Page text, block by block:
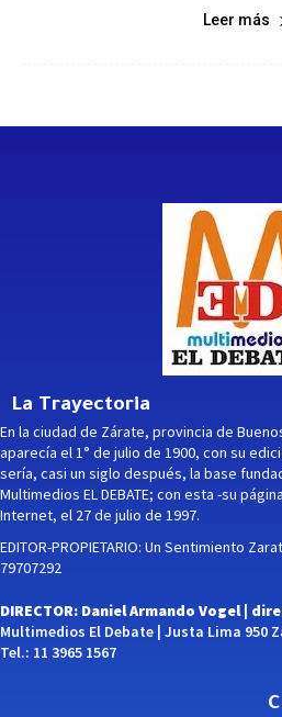
Leer más
La Trayectoria
En la ciudad de Zárate, provincia de
aparecía el 1° de julio de 1900, con su
sería, casi un siglo después, la base
Multimedios EL DEBATE; con esta -su
Internet, el 27 de julio de 1997.
EDITOR-PROPIETARIO: Un Sentimiento
79707292
DIRECTOR: Daniel Armando Vogel |
Multimedios El Debate | Justa Lima 950
Tel.: 11 3965 1567